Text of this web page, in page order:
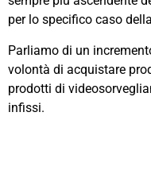
per lo specifico caso
Parliamo di un
volontà di acquistare
prodotti di
infissi.